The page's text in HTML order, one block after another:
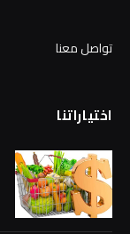
تواصل معنا
اختياراتنا